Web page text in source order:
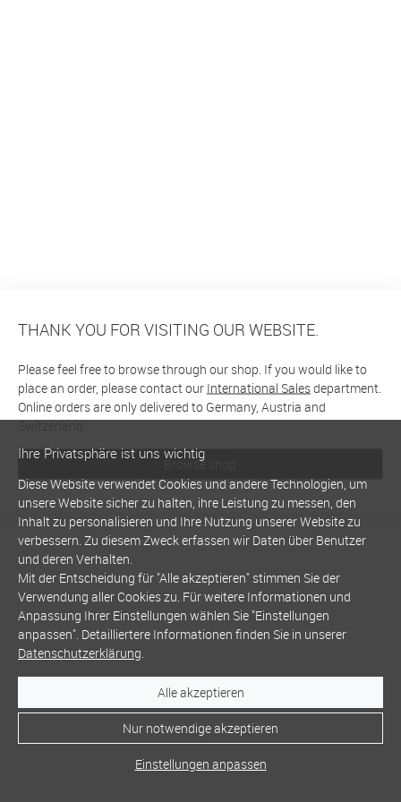
THANK YOU FOR VISITING OUR WEBSITE.
Please feel free to browse through our shop. If you would like to
place an order, please contact our International Salesdepartment.
Online orders are only delivered to Germany, Austria and
Switzerland
Browse shop
Ihre Privatsphäre ist uns wichtig
Diese Website verwendet Cookies und andere Technologien, um
unsere Website sicher zu halten, ihre Leistung zu messen, den
Inhalt zu personalisieren und Ihre Nutzung unserer Website zu
verbessern. Zu diesem Zweck erfassen wir Daten über Benutzer
und deren Verhalten.
Mit der Entscheidung für "Alle akzeptieren" stimmen Sie der
Verwendung aller Cookies zu. Für weitere Informationen und
Anpassung Ihrer Einstellungen wählen Sie "Einstellungen
anpassen". Detailliertere Informationen finden Sie in unserer
Datenschutzerklärung.
Alle akzeptieren
Nur notwendige akzeptieren
Einstellungen anpassen